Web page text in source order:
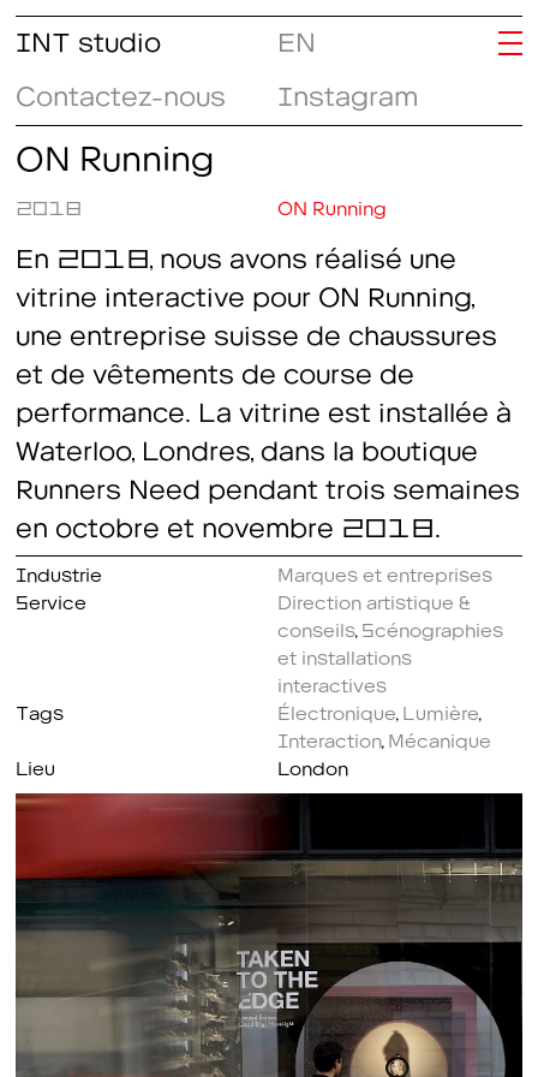
INT studio
Contactez-nous
Instagram
EN
ON Running
2018 ON Running
En 2018, nous avons réalisé une
vitrine interactive pour ON Running,
une entreprise suisse de chaussures
et de vêtements de course de
performance. La vitrine est installée à
Waterloo, Londres, dans la boutique
Runners Need pendant trois semaines
en octobre et novembre 2018.
Industrie
Marques et entreprises
Service
Direction artistique &
conseils Scénographies
et installations
interactives
Tags
Électronique Lumière
Interaction, Mécanique
Lieu
London